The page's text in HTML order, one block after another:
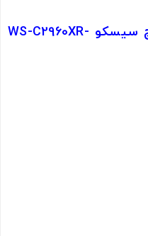
جدول مشخصات فنی سوئیچ سیسکو WS-C2960XR-